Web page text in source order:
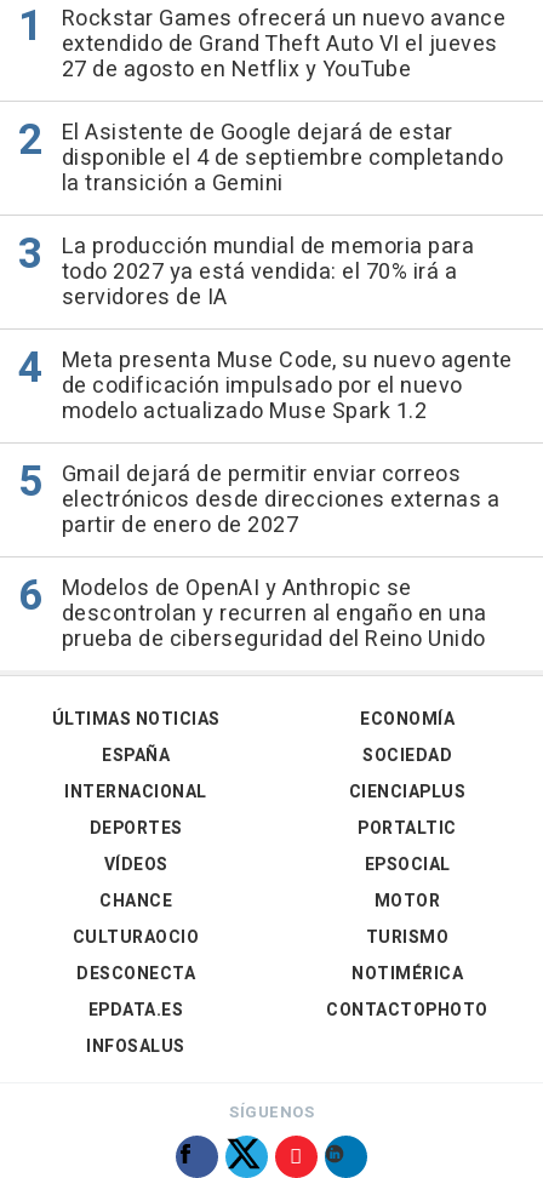
Rockstar Games ofrecerá un nuevo avance
extendido de Grand Theft Auto VI el jueves
27 de agosto en Netflix y YouTube
El Asistente de Google dejará de estar
disponible el 4 de septiembre completando
la transición a Gemini
La producción mundial de memoria para
todo 2027 ya está vendida: el 70% irá a
servidores de IA
Meta presenta Muse Code, su nuevo agente
de codificación impulsado por el nuevo
modelo actualizado Muse Spark 1.2
Gmail dejará de permitir enviar correos
electrónicos desde direcciones externas a
partir de enero de 2027
Modelos de OpenAI y Anthropic se
descontrolan y recurren al engaño en una
prueba de ciberseguridad del Reino Unido
ÚLTIMAS NOTICIAS
ESPAÑA
INTERNACIONAL
DEPORTES
VÍDEOS
ECONOMÍA
SOCIEDAD
CIENCIAPLUS
PORTALTIC
EPSOCIAL
CHANCE
CULTURAOCIO
DESCONECTA
EPDATA.ES
INFOSALUS
MOTOR
TURISMO
NOTIMÉRICA
CONTACTOPHOTO
SÍGUENOS